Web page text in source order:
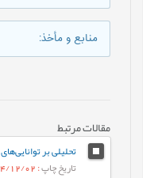
منابع و مأخذ:
مقالات مرتبط
تاریخ چاپ: 1404/12/02